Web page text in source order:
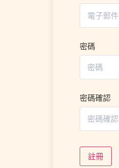
密碼
密碼確認
註冊